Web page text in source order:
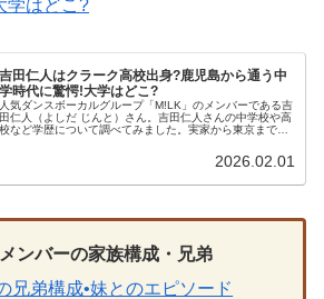
学はどこ?
吉田仁人はクラーク高校出身?鹿児島から通う中
学時代に驚愕!大学はどこ?
人気ダンスボーカルグループ「M!LK」のメンバーである吉
田仁人（よしだ じんと）さん。吉田仁人さんの中学校や高
校など学歴について調べてみました。実家から東京まで通
2026.02.01
ンバーの家族構成・兄弟
兄弟構成•妹とのエピソード